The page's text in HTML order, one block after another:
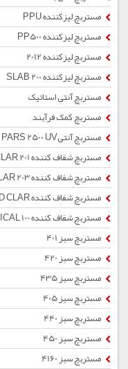
مستربچ لیزکننده PPU
مستربچ لیزکننده PP500
مستربچ لیزکننده 2012
مستربچ لیزکننده SLAB 200
مستربچ آنتی استاتیک
مستربچ کمک فرآیند
مستربچ آنتیPARS 2500 UV
مستربچ شفاف کننده PP CLAR 201
مستربچ شفاف کننده PP CLAR 203
مستربچ شفاف کننده LLD CLAR
مستربچ شفاف کننده OPTICAL 100
مستربچ سبز 401
مستربچ سبز 420
مستربچ سبز 435
مستربچ سبز 405
مستربچ سبز 440
مستربچ سبز 450
مستربچ سبز 4160